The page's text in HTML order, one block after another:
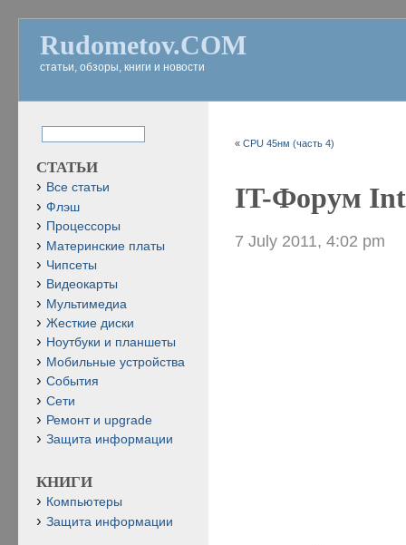
Rudometov.COM
статьи, обзоры, книги и новости
«CPU 45нм (часть 4)
IT-Форум
7 July 2011, 4:02 pm
СТАТЬИ
Все статьи
Флэш
Процессоры
Материнские платы
Чипсеты
Видеокарты
Мультимедиа
Жесткие диски
Ноутбуки и планшеты
Мобильные устройства
События
Сети
Ремонт и upgrade
Защита информации
КНИГИ
Компьютеры
Защита информации